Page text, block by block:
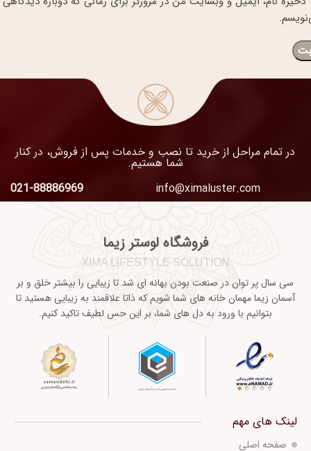
در تمام مراحل از خرید تا نصب و خدمات پس از فروش، در کنار
شما هستیم.
info@ximaluster.com
021-88886969
فروشگاه لوستر زیما
XIMA LIFESTYLE SOLUTION
سی سال پر توان در صنعت بودن بهانه ای شد تا زیبایی را بیشتر خلق و بر
آسمان زیما مهمان خانه های شما شویم که ذاتا علاقمند به زیبایی هستید تا
بتوانیم با ورود به دل های شما، بر این حس لطیف تاکید کنیم.
لینک های مهم
صفحه اصلی